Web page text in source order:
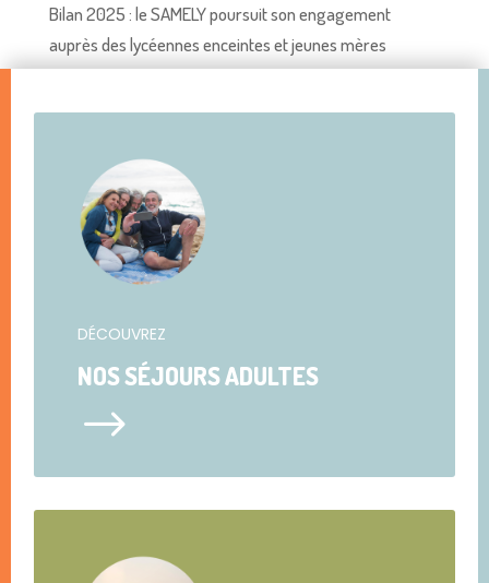
Bilan 2025 : le SAMELY poursuit son engagement
auprès des lycéennes enceintes et jeunes mères
DÉCOUVREZ
NOS SÉJOURS ADULTES
$